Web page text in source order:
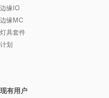
边缘IO
边缘MC
灯具套件
计划
现有用户